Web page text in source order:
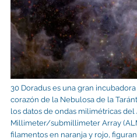
30 Doradus es una gran
corazón de la Nebulosa de la
los datos de ondas milimétricas del
Millimeter/submillimeter Array
filamentos en naranja y rojo,